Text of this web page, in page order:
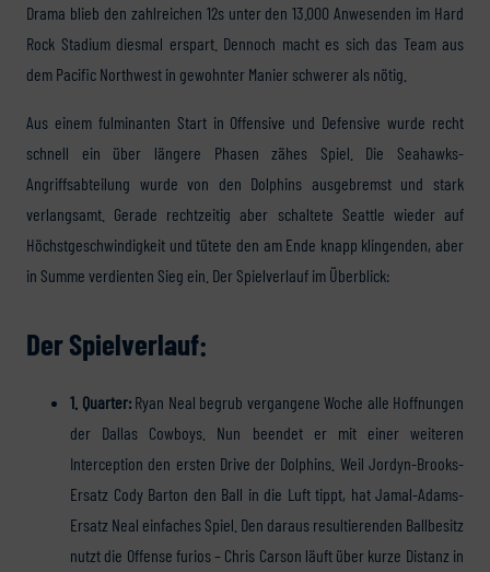
Drama blieb den zahlreichen 12s unter den 13.000 Anwesenden im Hard
Rock Stadium diesmal erspart. Dennoch macht es sich das Team aus
dem Pacific Northwest in gewohnter Manier schwerer als nötig.
Aus einem fulminanten Start in Offensive und Defensive wurde recht
schnell ein über längere Phasen zähes Spiel. Die Seahawks-
Angriffsabteilung wurde von den Dolphins ausgebremst und stark
verlangsamt. Gerade rechtzeitig aber schaltete Seattle wieder auf
Höchstgeschwindigkeit und tütete den am Ende knapp klingenden, aber
in Summe verdienten Sieg ein. Der Spielverlauf im Überblick:
Der Spielverlauf:
1. Quarter: Ryan Neal begrub vergangene Woche alle Hoffnungen
der Dallas Cowboys. Nun beendet er mit einer weiteren
Interception den ersten Drive der Dolphins. Weil Jordyn-Brooks-
Ersatz Cody Barton den Ball in die Luft tippt, hat Jamal-Adams-
Ersatz Neal einfaches Spiel. Den daraus resultierenden Ballbesitz
nutzt die Offense furios – Chris Carson läuft über kurze Distanz in